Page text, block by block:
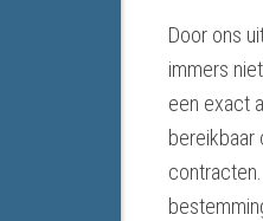
Door ons
immers
een exact
bereikbaar